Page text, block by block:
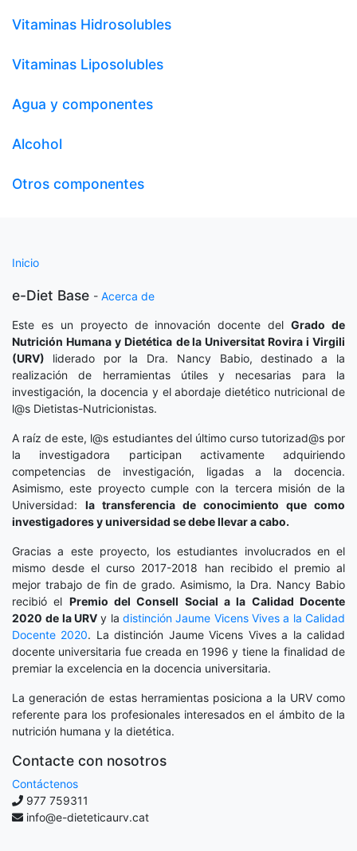
Vitaminas Hidrosolubles
Vitaminas Liposolubles
Agua y componentes
Alcohol
Otros componentes
Inicio
e-Diet Base - Acerca de
Este es un proyecto de innovación docente delGrado de
Nutrición Humana y Dietética de la Universitat Rovira i Virgili
(URV) liderado por la Dra. Nancy Babio, destinado a la
realización de herramientas útiles y necesarias para la
investigación, la docencia y el abordaje dietético nutricional de
l@s Dietistas-Nutricionistas.
A raíz de este, l@s estudiantes del último curso tutorizad@s por
la investigadora participan activamente adquiriendo
competencias de investigación, ligadas a la docencia.
Asimismo, este proyecto cumple con la tercera misión de la
Universidad: la transferencia de conocimiento que como
investigadores y universidad se debe llevar a cabo.
Gracias a este proyecto, los estudiantes involucrados en el
mismo desde el curso 2017-2018 han recibido el premio al
mejor trabajo de fin de grado. Asimismo, la Dra. Nancy Babio
recibió el Premio del Consell Social a la Calidad Docente
2020 de la URV y ladistinción Jaume Vicens Vives a la Calidad
Docente 2020. La distinción Jaume Vicens Vives a la calidad
docente universitaria fue creada en 1996 y tiene la finalidad de
premiar la excelencia en la docencia universitaria.
La generación de estas herramientas posiciona a la URV como
referente para los profesionales interesados en el ámbito de la
nutrición humana y la dietética.
Contacte con nosotros
Contáctenos
977 759311
info@e-dieteticaurv.cat